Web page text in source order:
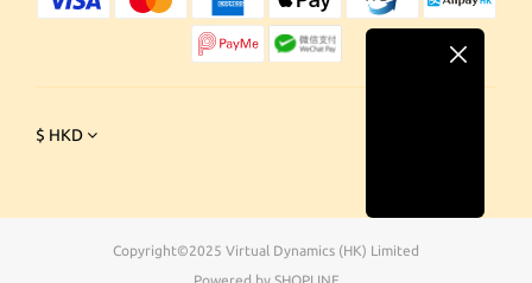
$ HKD
Copyright©2025 Virtual Dynamics (HK) Limited